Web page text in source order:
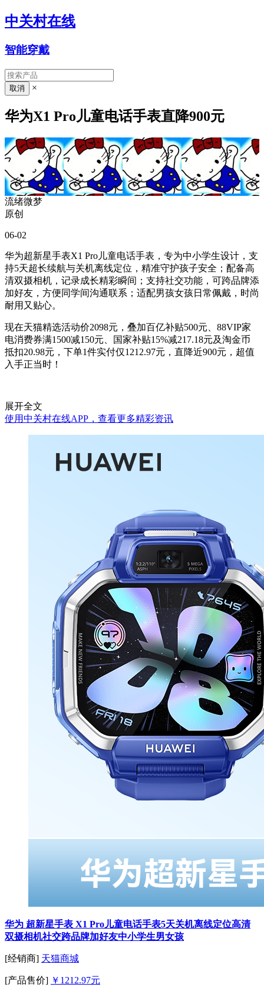
中关村在线
智能穿戴
×
华为X1 Pro儿童电话手表直降900元
流绪微梦
原创
06-02
华为超新星手表X1 Pro儿童电话手表，专为中小学生设计，支
持5天超长续航与关机离线定位，精准守护孩子安全；配备高
清双摄相机，记录成长精彩瞬间；支持社交功能，可跨品牌添
加好友，方便同学间沟通联系；适配男孩女孩日常佩戴，时尚
耐用又贴心。
现在天猫精选活动价2098元，叠加百亿补贴500元、88VIP家
电消费券满1500减150元、国家补贴15%减217.18元及淘金币
抵扣20.98元，下单1件实付仅1212.97元，直降近900元，超值
入手正当时！
展开全文
使用中关村在线APP，查看更多精彩资讯
华为 超新星手表 X1 Pro儿童电话手表5天关机离线定位高清
双摄相机社交跨品牌加好友中小学生男女孩
[经销商] 天猫商城
[产品售价] ￥1212.97元